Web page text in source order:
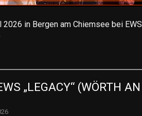
in Bergen am Chiemsee bei
„LEGACY“ (WÖRTH